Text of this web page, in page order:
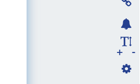
-
+